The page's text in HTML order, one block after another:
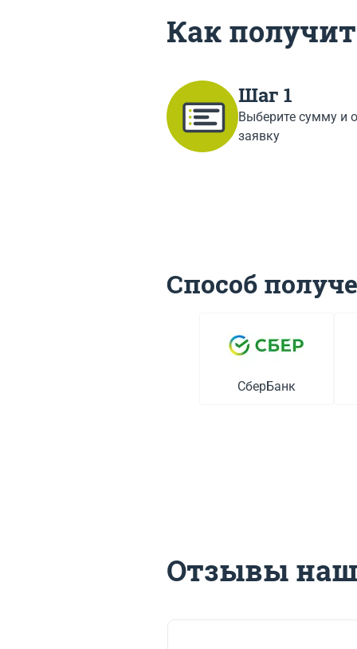
Как
Шаг 1
Выберите сумму и
заявку
Способ
СберБанк
Отзывы